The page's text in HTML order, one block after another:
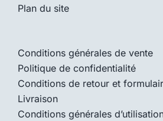
Plan du site
Conditions générales de vente
Politique de confidentialité
Conditions de retour et
Livraison
Conditions générales